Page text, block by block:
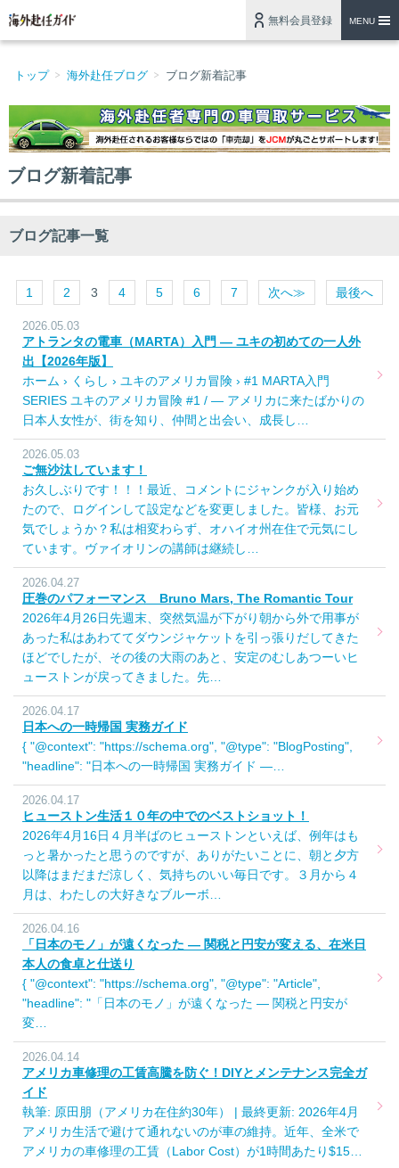
無料会員登録 MENU
トップ 海外赴任ブログ ブログ新着記事
ブログ新着記事
ブログ記事一覧
1 2 3 4 5 6 7 次へ≫ 最後へ
2026.05.03
アトランタの電車（MARTA）入門 — ユキの初めての一人外
出【2026年版】
ホーム › くらし › ユキのアメリカ冒険 › #1 MARTA入門
SERIES ユキのアメリカ冒険 #1 / — アメリカに来たばかりの
日本人女性が、街を知り、仲間と出会い、成長し…
2026.05.03
ご無沙汰しています！
お久しぶりです！！！最近、コメントにジャンクが入り始め
たので、ログインして設定などを変更しました。皆様、お元
気でしょうか？私は相変わらず、オハイオ州在住で元気にし
ています。ヴァイオリンの講師は継続し…
2026.04.27
圧巻のパフォーマンス Bruno Mars, The Romantic Tour
2026年4月26日先週末、突然気温が下がり朝から外で用事が
あった私はあわててダウンジャケットを引っ張りだしてきた
ほどでしたが、その後の大雨のあと、安定のむしあつーいヒ
ューストンが戻ってきました。先…
2026.04.17
日本への一時帰国 実務ガイド
{ "@context": "https://schema.org", "@type": "BlogPosting",
"headline": "日本への一時帰国 実務ガイド —…
2026.04.17
ヒューストン生活１０年の中でのベストショット！
2026年4月16日４月半ばのヒューストンといえば、例年はも
っと暑かったと思うのですが、ありがたいことに、朝と夕方
以降はまだまだ涼しく、気持ちのいい毎日です。３月から４
月は、わたしの大好きなブルーボ…
2026.04.16
「日本のモノ」が遠くなった ― 関税と円安が変える、在米日
本人の食卓と仕送り
{ "@context": "https://schema.org", "@type": "Article",
"headline": "「日本のモノ」が遠くなった ― 関税と円安が
変…
2026.04.14
アメリカ車修理の工賃高騰を防ぐ！DIYとメンテナンス完全ガ
イド
執筆: 原田朋（アメリカ在住約30年） | 最終更新: 2026年4月
アメリカ生活で避けて通れないのが車の維持。近年、全米で
アメリカの車修理の工賃（Labor Cost）が1時間あたり$15…